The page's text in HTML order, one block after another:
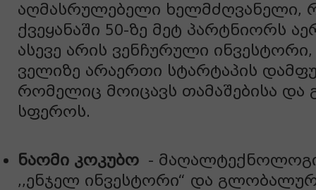
აღმასრულებელი ხელმძღვანელი,
ქვეყანაში 50-ზე მეტ პარტნიორს
ასევე არის ვენჩურული
ველიზე არაერთი სტარტაპის
რომელიც მოიცავს თამაშებისა და
სფეროს.
ნაომი კოკუბო -
,,ენჯელ ინვესტორი“ და